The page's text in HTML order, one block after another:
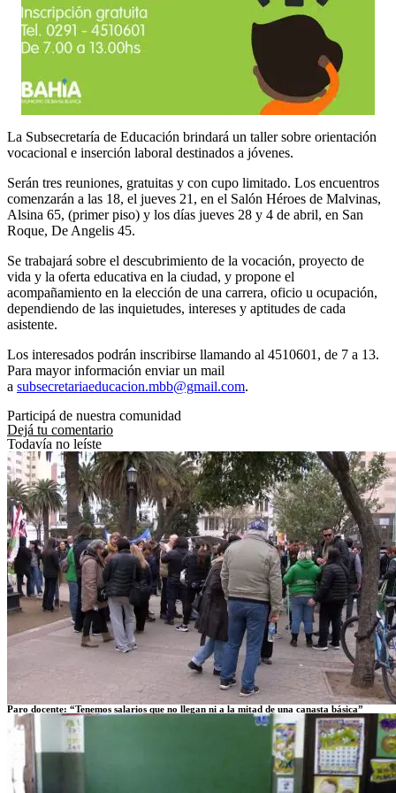
La Subsecretaría de Educación brindará un taller sobre orientación
vocacional e inserción laboral destinados a jóvenes.
Serán tres reuniones, gratuitas y con cupo limitado. Los encuentros
comenzarán a las 18, el jueves 21, en el Salón Héroes de Malvinas,
Alsina 65, (primer piso) y los días jueves 28 y 4 de abril, en San
Roque, De Angelis 45.
Se trabajará sobre el descubrimiento de la vocación, proyecto de
vida y la oferta educativa en la ciudad, y propone el
acompañamiento en la elección de una carrera, oficio u ocupación,
dependiendo de las inquietudes, intereses y aptitudes de cada
asistente.
Los interesados podrán inscribirse llamando al 4510601, de 7 a 13.
Para mayor información enviar un mail
a subsecretariaeducacion.mbb@gmail.com.
Participá de nuestra comunidad
Dejá tu comentario
Todavía no leíste
Paro docente: “Tenemos salarios que no llegan ni a la mitad de una canasta básica”